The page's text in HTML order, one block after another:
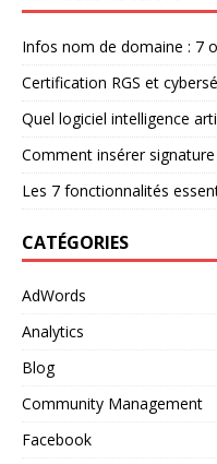
Infos nom de domaine : 7
Certification RGS et
Quel logiciel intelligence
Comment insérer
Les 7 fonctionnalités
CATÉGORIES
AdWords
Analytics
Blog
Community Management
Facebook